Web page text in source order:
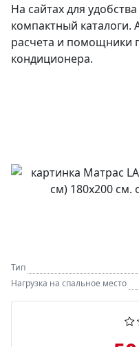
На сайтах для
компактный каталоги.
расчета и помощники
кондиционера.
Тип
Нагрузка на спальное место